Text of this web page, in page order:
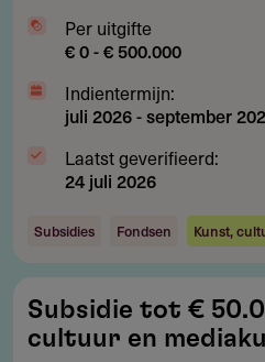
Per uitgifte
€ 0 - € 500.000
Indientermijn:
juli 2026-september
Laatst geverifieerd:
24 juli 2026
Subsidies Fondsen Kunst,
tot
€
Subsidie tot €
cultuur en